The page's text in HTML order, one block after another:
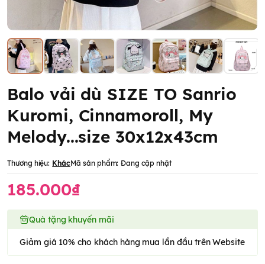
Balo vải dù SIZE TO Sanrio
Kuromi, Cinnamoroll, My
Melody...size 30x12x43cm
Thương hiệu: KhácMã sản phẩm: Đang cập nhật
185.000₫
Quà tặng khuyến mãi
Giảm giá 10% cho khách hàng mua lần đầu trên Website